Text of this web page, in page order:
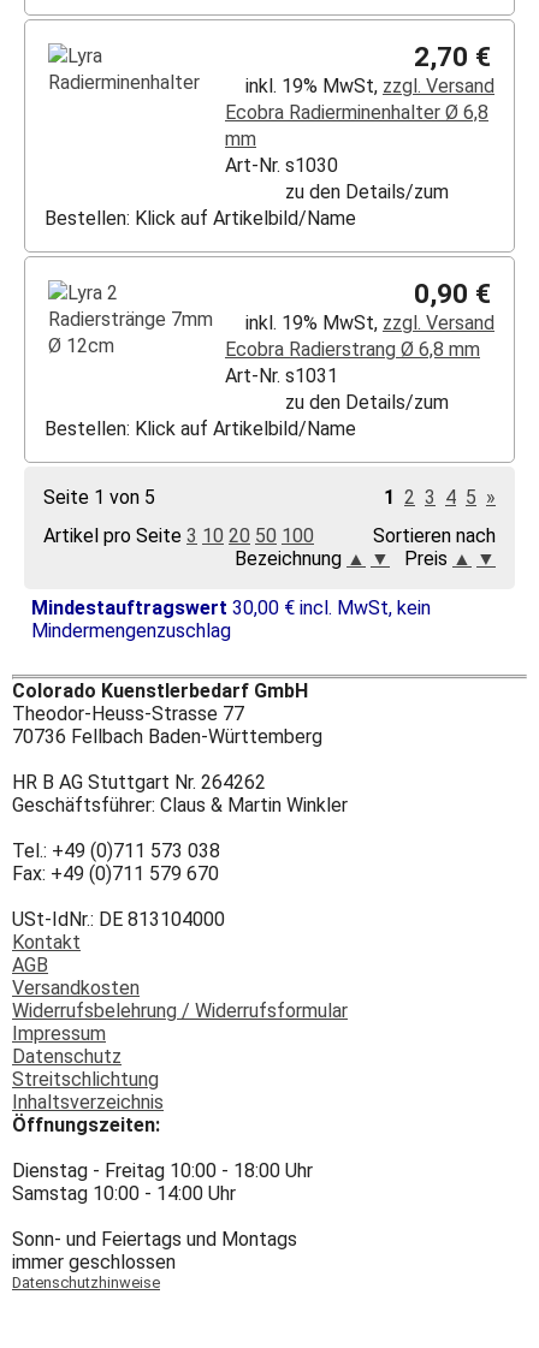
2,70 €
inkl. 19% MwSt, zzgl. Versand
Ecobra Radierminenhalter Ø 6,8
mm
Art-Nr. s1030
zu den Details/zum
Bestellen: Klick auf Artikelbild/Name
0,90 €
inkl. 19% MwSt, zzgl. Versand
Ecobra Radierstrang Ø 6,8 mm
Art-Nr. s1031
zu den Details/zum
Bestellen: Klick auf Artikelbild/Name
Seite 1 von 5 1 2 3 4 5 »
Artikel pro Seite 3 10 20 50 100
Sortieren nach
Bezeichnung ▲ ▼ Preis ▲ ▼
Mindestauftragswert 30,00 € incl. MwSt, kein
Mindermengenzuschlag
Colorado Kuenstlerbedarf GmbH
Theodor-Heuss-Strasse 77
70736 Fellbach Baden-Württemberg
HR B AG Stuttgart Nr. 264262
Geschäftsführer: Claus & Martin Winkler
Tel.: +49 (0)711 573 038
Fax: +49 (0)711 579 670
USt-IdNr.: DE 813104000
Kontakt
AGB
Versandkosten
Widerrufsbelehrung / Widerrufsformular
Impressum
Datenschutz
Streitschlichtung
Inhaltsverzeichnis
Öffnungszeiten:
Dienstag - Freitag 10:00 - 18:00 Uhr
Samstag 10:00 - 14:00 Uhr
Sonn- und Feiertags und Montags
immer geschlossen
Datenschutzhinweise